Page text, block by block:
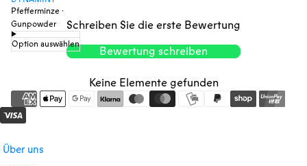
Pfefferminze ·
Gunpowder
Option auswählen
Schreiben Sie die erste Bewertung
Bewertung schreiben
Keine Elemente gefunden
Über uns